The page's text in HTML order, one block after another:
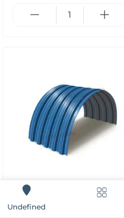
Undefined